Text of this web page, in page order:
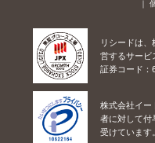
リシードは
営するサービ
証券コード：
株式会社イー
者に対して付
受けています。